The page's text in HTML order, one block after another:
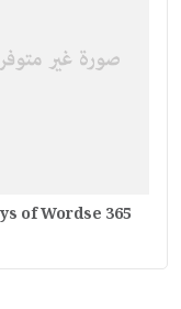
365 Days of Wordse